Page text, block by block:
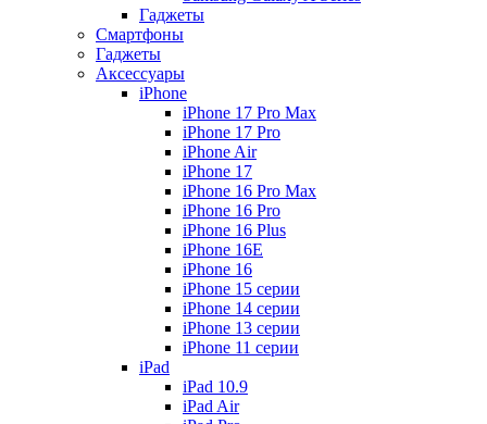
Гаджеты
Смартфоны
Гаджеты
Аксессуары
iPhone
iPhone 17 Pro Max
iPhone 17 Pro
iPhone Air
iPhone 17
iPhone 16 Pro Max
iPhone 16 Pro
iPhone 16 Plus
iPhone 16E
iPhone 16
iPhone 15 серии
iPhone 14 серии
iPhone 13 серии
iPhone 11 серии
iPad
iPad 10.9
iPad Air